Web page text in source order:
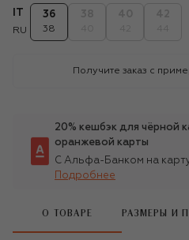
RU
36
38
Получите заказ с
20% кешбэк для чёрной
оранжевой карты
С Альфа-Банком на
Подробнее
О ТОВАРЕ РАЗМЕРЫ И